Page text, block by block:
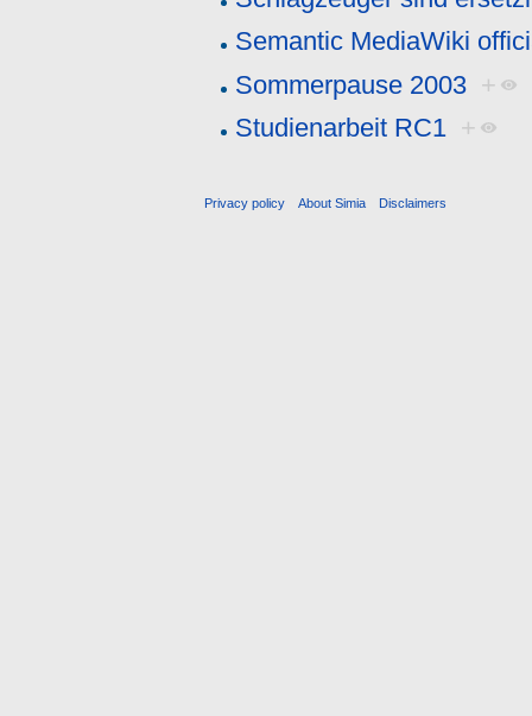
Semantic MediaWiki
Sommerpause 2003 +
Studienarbeit RC1 +
Privacy policy About Simia Disclaimers